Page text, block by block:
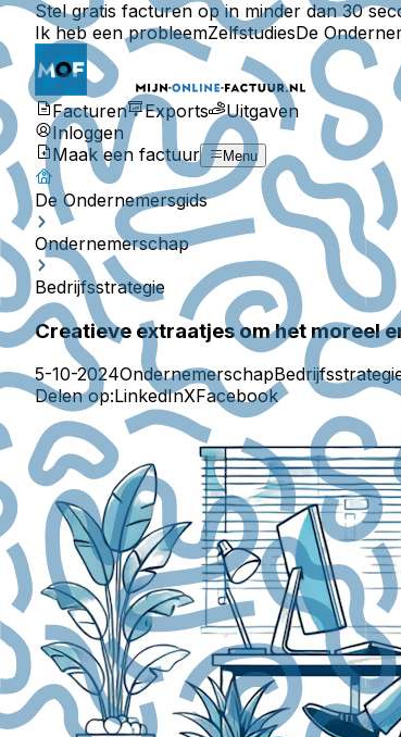
Stel gratis facturen op in minder dan 30
Ik heb een probleemZelfstudiesDe
Facturen Exports
Uitgaven
Inloggen
Maak een factuur
Menu
De Ondernemersgids
Ondernemerschap
Bedrijfsstrategie
Creatieve extraatjes om het moreel
5-10-2024Ondernemerschap
Delen op:LinkedInXFacebook